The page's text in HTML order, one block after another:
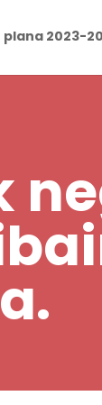
2023-